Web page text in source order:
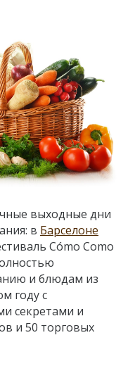
выходные дни
в Барселоне
Cómo Como
и блюдам из
году с
секретами и
и 50 торговых